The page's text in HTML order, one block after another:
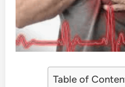
Table of